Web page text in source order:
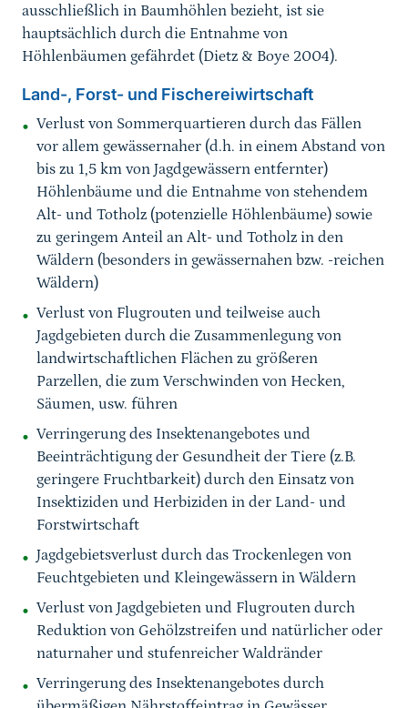
ausschließlich in Baumhöhlen bezieht, ist sie
hauptsächlich durch die Entnahme von
Höhlenbäumen gefährdet (Dietz & Boye 2004).
Land-, Forst- und Fischereiwirtschaft
Verlust von Sommerquartieren durch das Fällen
vor allem gewässernaher (d.h. in einem Abstand von
bis zu 1,5 km von Jagdgewässern entfernter)
Höhlenbäume und die Entnahme von stehendem
Alt- und Totholz (potenzielle Höhlenbäume) sowie
zu geringem Anteil an Alt- und Totholz in den
Wäldern (besonders in gewässernahen bzw. -reichen
Wäldern)
Verlust von Flugrouten und teilweise auch
Jagdgebieten durch die Zusammenlegung von
landwirtschaftlichen Flächen zu größeren
Parzellen, die zum Verschwinden von Hecken,
Säumen, usw. führen
Verringerung des Insektenangebotes und
Beeinträchtigung der Gesundheit der Tiere (z.B.
geringere Fruchtbarkeit) durch den Einsatz von
Insektiziden und Herbiziden in der Land- und
Forstwirtschaft
Jagdgebietsverlust durch das Trockenlegen von
Feuchtgebieten und Kleingewässern in Wäldern
Verlust von Jagdgebieten und Flugrouten durch
Reduktion von Gehölzstreifen und natürlicher oder
naturnaher und stufenreicher Waldränder
Verringerung des Insektenangebotes durch